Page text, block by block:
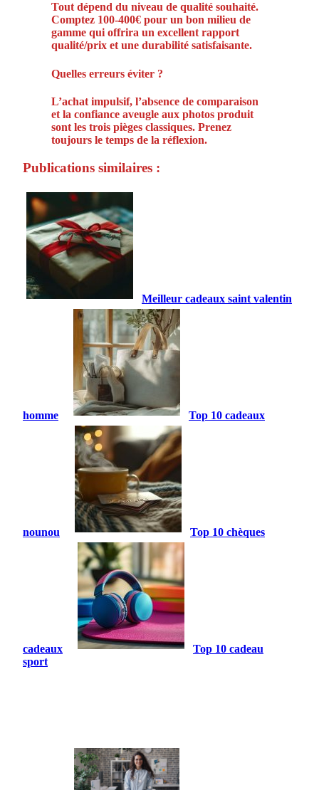
Tout dépend du niveau de qualité souhaité.
Comptez 100-400€ pour un bon milieu de
gamme qui offrira un excellent rapport
qualité/prix et une durabilité satisfaisante.
Quelles erreurs éviter ?
L’achat impulsif, l’absence de comparaison
et la confiance aveugle aux photos produit
sont les trois pièges classiques. Prenez
toujours le temps de la réflexion.
Publications similaires :
Meilleur cadeaux saint valentin
homme Top 10 cadeaux
nounou Top 10 chèques
cadeaux
Top 10 cadeau
sport